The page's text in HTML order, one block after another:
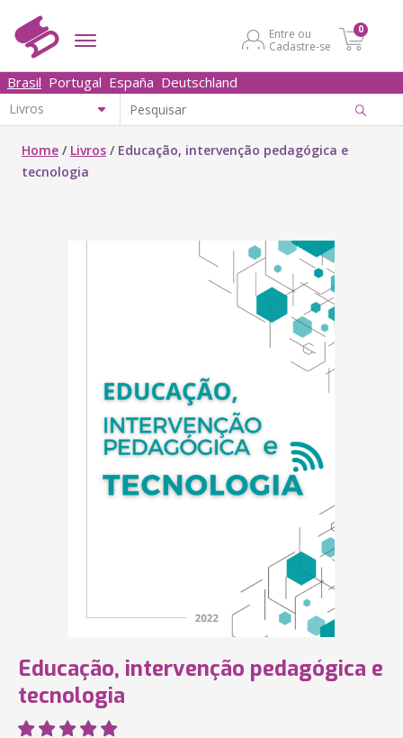
Entre ou
Cadastre-se
0
Brasil Portugal España Deutschland
Home / Livros / Educação, intervenção pedagógica e
tecnologia
Educação, intervenção pedagógica e
tecnologia